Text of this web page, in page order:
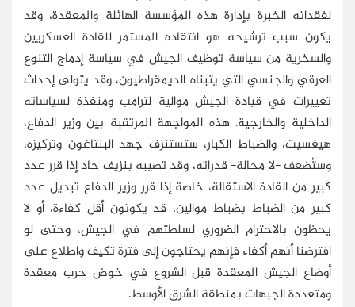
لفقدانه الخبرة بإدارة هذه المؤسسة الهائلة والمعقدة، وقد
يكون سبب ترشيحه هو انتقاده المستمر للقادة العسكريين
والسخرية من سياسة توظيف الجيش في سياسة إدماج التنوع
العرقي والجنسي التي يتبناه الديمقراطيون، وقد يتولى إحداث
تغييرات في قيادة الجيش موالية لترامب ومنفذة لسياساته
الداخلية والخارجية. هذه المواجهة المرتقبة بين وزير الدفاع،
هيغسيت، والضباط الكبار، ستستنزف جهد البنتاغون وتركيزه،
وستُضعف -لا محالة- قدراته، وقد تصيبه بنزيف حاد إذا قرر عدد
كبير من القادة الاستقالة، خاصة إذا قرر وزير الدفاع تبديل عدد
كبير من الضباط بضباط موالين، قد يكونون أقل كفاءة، أو لا
يحظون بالاحترام الضروري لسلطتهم في الجيش، وحتى لو
افترضنا أنهم أكفاء فإنهم يحتاجون إلى فترة تكيف واطلاع على
أوضاع الجيش المعقدة قبل الشروع في خوض حرب معقدة
ومتعددة الجبهات بمنطقة الشرق الأوسط.